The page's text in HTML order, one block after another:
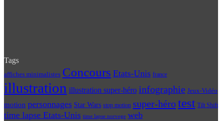
Tags
affiches minimalistes Concours Etats-Unis france
illustration illustration super-héro infographie Jeux-Vidéo
motion personnages Star Wars stop motion super-hérotest Tilt Shift
time lapse Etats-Unis time lapse norvege web